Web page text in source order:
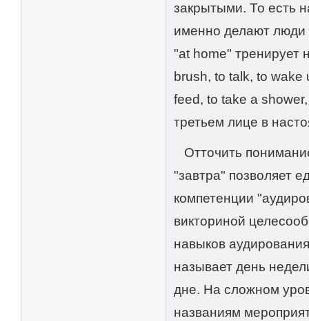
закрытыми. То есть
именно делают люди
"at home" тренирует
brush, to talk, to
feed, to take a
третьем лице в
Отточить
"завтра" позволяет
компетенции
викториной
навыков
называет день
дне. На сложном
названиям